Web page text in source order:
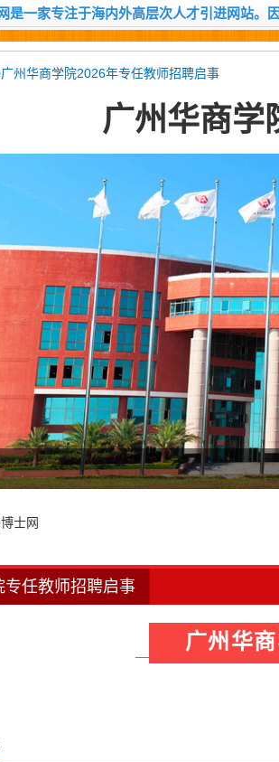
是一家专注于海内外高层次人才引进网站。
州华商学院2026年专任教师招聘启事
广州华商学
士网
专任教师招聘启事
广州华